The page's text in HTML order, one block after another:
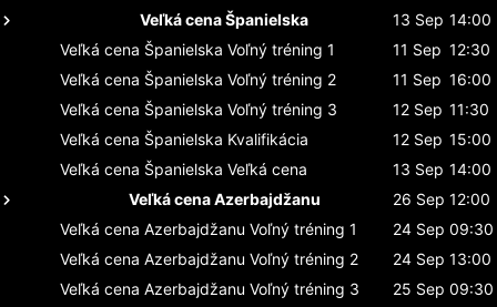
Veľká cena Španielska
13 Sep 14:00
Veľká cena Španielska Voľný tréning 1 11 Sep 12:30
Veľká cena Španielska Voľný tréning 2 11 Sep 16:00
Veľká cena Španielska Voľný tréning 3 12 Sep 11:30
Veľká cena Španielska Kvalifikácia 12 Sep 15:00
Veľká cena Španielska Veľká cena 13 Sep 14:00
Veľká cena Azerbajdžanu
26 Sep 12:00
Veľká cena Azerbajdžanu Voľný tréning 1 24 Sep 09:30
Veľká cena Azerbajdžanu Voľný tréning 2 24 Sep 13:00
Veľká cena Azerbajdžanu Voľný tréning 3 25 Sep 09:30